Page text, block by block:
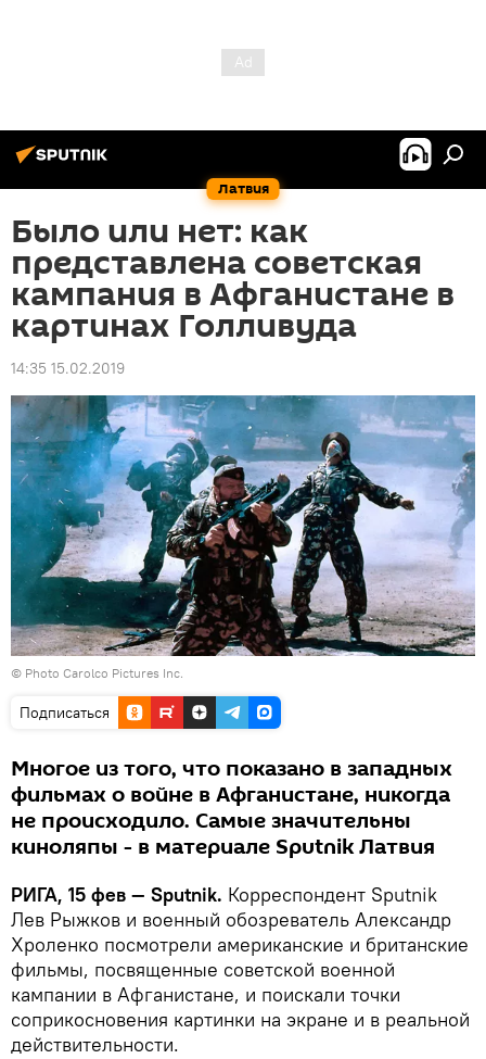
Латвия
Было или нет: как
представлена советская
кампания в Афганистане в
картинах Голливуда
14:35 15.02.2019
© Photo Carolco Pictures Inc.
Подписаться
Многое из того, что показано в западных
фильмах о войне в Афганистане, никогда
не происходило. Самые значительны
киноляпы - в материале Sputnik Латвия
РИГА, 15 фев — Sputnik. Корреспондент Sputnik
Лев Рыжков и военный обозреватель Александр
Хроленко посмотрели американские и британские
фильмы, посвященные советской военной
кампании в Афганистане, и поискали точки
соприкосновения картинки на экране и в реальной
действительности.